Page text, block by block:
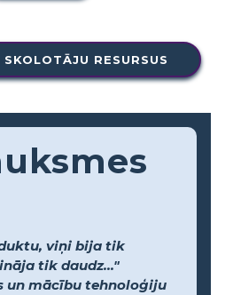
RESURSUS
viņi bija tik
tik daudz..."
un mācību tehnoloģiju